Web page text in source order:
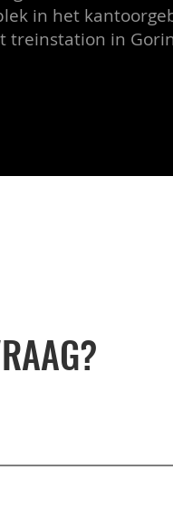
in het
treinstation in